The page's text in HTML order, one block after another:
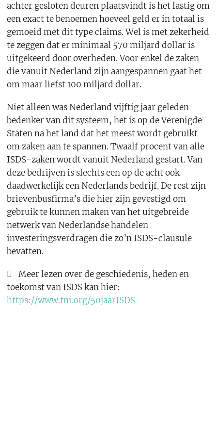
achter gesloten deuren plaatsvindt is het lastig om
een exact te benoemen hoeveel geld er in totaal is
gemoeid met dit type claims. Wel is met zekerheid
te zeggen dat er minimaal 570 miljard dollar is
uitgekeerd door overheden. Voor enkel de zaken
die vanuit Nederland zijn aangespannen gaat het
om maar liefst 100 miljard dollar.
Niet alleen was Nederland vijftig jaar geleden
bedenker van dit systeem, het is op de Verenigde
Staten na het land dat het meest wordt gebruikt
om zaken aan te spannen. Twaalf procent van alle
ISDS-zaken wordt vanuit Nederland gestart. Van
deze bedrijven is slechts een op de acht ook
daadwerkelijk een Nederlands bedrijf. De rest zijn
brievenbusfirma’s die hier zijn gevestigd om
gebruik te kunnen maken van het uitgebreide
netwerk van Nederlandse handelen
investeringsverdragen die zo’n ISDS-clausule
bevatten.
Meer lezen over de geschiedenis, heden en
toekomst van ISDS kan hier:
https://www.tni.org/50jaarISDS